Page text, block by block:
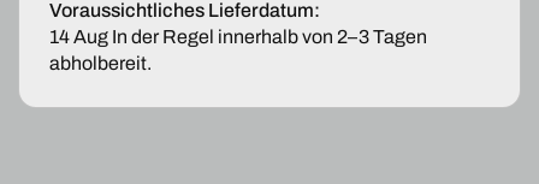
GLS
GLE
SL
2782001851
GLE
2782001851
Voraussichtliches Lieferdatum:
14 Aug In der Regel innerhalb von 2–3 Tagen
abholbereit.